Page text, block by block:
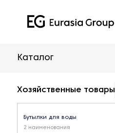
Каталог
Хозяйственные товары
Бутылки для воды
2 наименования